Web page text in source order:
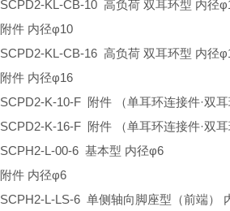
SCPD2-KL-CB-10 高负荷 双耳环型 内径
附件 内径φ10
SCPD2-KL-CB-16 高负荷 双耳环型 内径
附件 内径φ16
SCPD2-K-10-F 附件 （单耳环连接件·双
SCPD2-K-16-F 附件 （单耳环连接件·双
SCPH2-L-00-6 基本型 内径φ6
附件 内径φ6
SCPH2-L-LS-6 单侧轴向脚座型（前端）